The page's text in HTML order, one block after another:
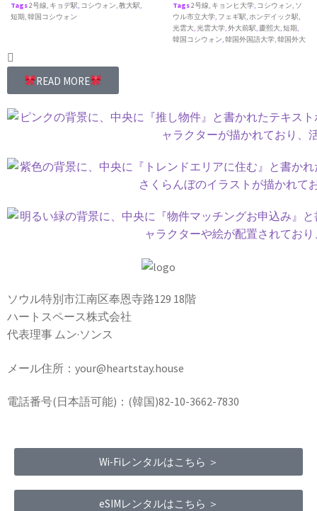
Tags2号線, キョデ駅, コシウォン,教大駅,
短期,韓国コシウォン
Tags2号線, キョンヒ大学, コシウォン, ソ
ウル市立大学, フェギ駅,ホンデイック駅,
光雲大,光雲大学,外大前駅, 慶熙大,短期,
韓国コシウォン,韓国外国語大学,韓国外大
READ MORE
ソウル特別市江南区奉恩寺路129 18階
ハートスペース株式会社
代表理事 ムン·ソンス
メール住所：your@heartstay.house
電話番号(日本語可能)：(韓国)82-10-3662-7830
Wi-Fiレンタルはこちら ＞
eSIMレンタルはこちら ＞